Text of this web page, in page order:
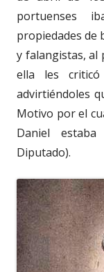
portuenses
propiedades de
y falangistas, al
ella les criticó
advirtiéndoles
Motivo por el
Daniel
Diputado).